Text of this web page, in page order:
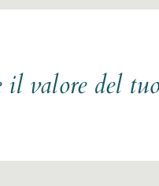
il valore del